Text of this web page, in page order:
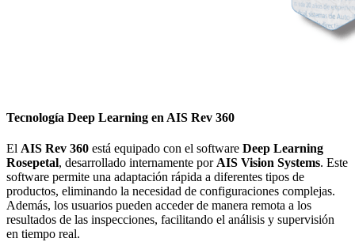
Tecnología Deep Learning en AIS Rev 360
El AIS Rev 360 está equipado con el software Deep Learning
Rosepetal, desarrollado internamente por AIS Vision Systems. Este
software permite una adaptación rápida a diferentes tipos de
productos, eliminando la necesidad de configuraciones complejas.
Además, los usuarios pueden acceder de manera remota a los
resultados de las inspecciones, facilitando el análisis y supervisión
en tiempo real.